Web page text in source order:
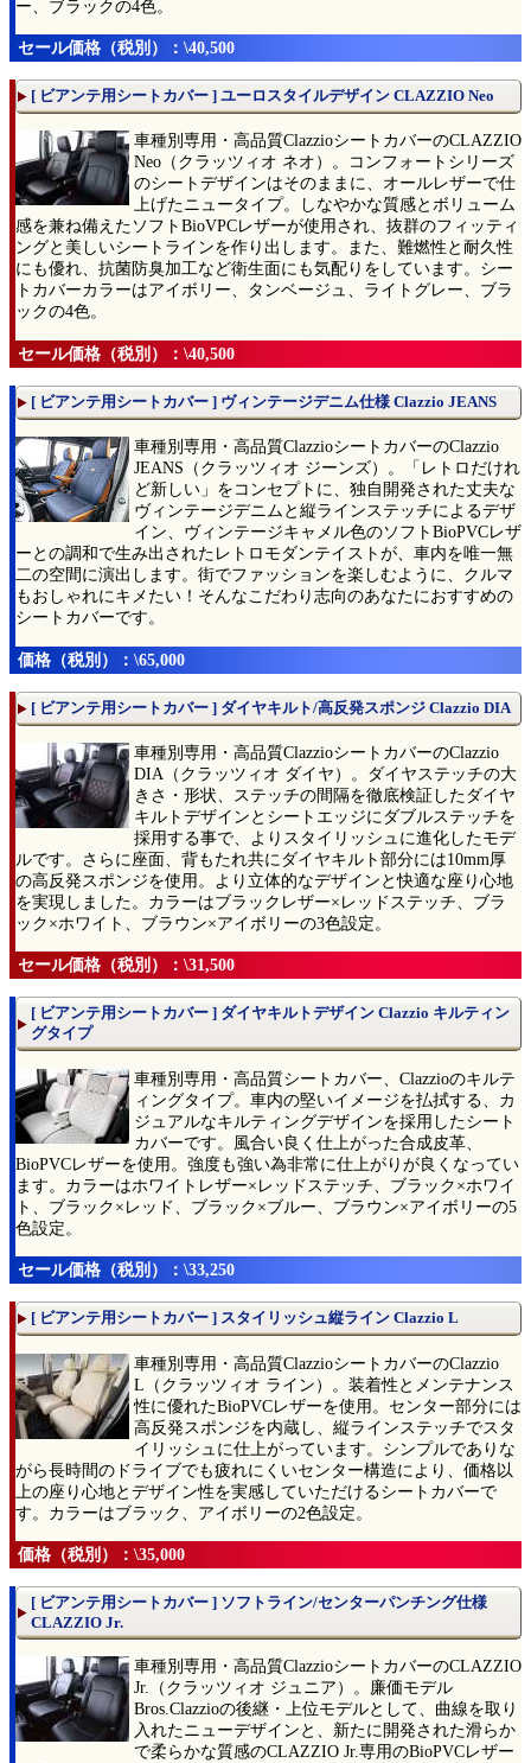
ー、ブラックの4色。
セール価格（税別）：\40,500
[ ビアンテ用シートカバー ] ユーロスタイルデザイン CLAZZIO Neo
車種別専用・高品質ClazzioシートカバーのCLAZZIO
Neo（クラッツィオ ネオ）。コンフォートシリーズ
のシートデザインはそのままに、オールレザーで仕
上げたニュータイプ。しなやかな質感とボリューム
感を兼ね備えたソフトBioVPCレザーが使用され、抜群のフィッティ
ングと美しいシートラインを作り出します。また、難燃性と耐久性
にも優れ、抗菌防臭加工など衛生面にも気配りをしています。シー
トカバーカラーはアイボリー、タンベージュ、ライトグレー、ブラ
ックの4色。
セール価格（税別）：\40,500
[ ビアンテ用シートカバー ] ヴィンテージデニム仕様 Clazzio JEANS
車種別専用・高品質ClazzioシートカバーのClazzio
JEANS（クラッツィオ ジーンズ）。「レトロだけれ
ど新しい」をコンセプトに、独自開発された丈夫な
ヴィンテージデニムと縦ラインステッチによるデザ
イン、ヴィンテージキャメル色のソフトBioPVCレザ
ーとの調和で生み出されたレトロモダンテイストが、車内を唯一無
二の空間に演出します。街でファッションを楽しむように、クルマ
もおしゃれにキメたい！そんなこだわり志向のあなたにおすすめの
シートカバーです。
価格（税別）：\65,000
[ ビアンテ用シートカバー ] ダイヤキルト/高反発スポンジ Clazzio DIA
車種別専用・高品質ClazzioシートカバーのClazzio
DIA（クラッツィオ ダイヤ）。ダイヤステッチの大
きさ・形状、ステッチの間隔を徹底検証したダイヤ
キルトデザインとシートエッジにダブルステッチを
採用する事で、よりスタイリッシュに進化したモデ
ルです。さらに座面、背もたれ共にダイヤキルト部分には10mm厚
の高反発スポンジを使用。より立体的なデザインと快適な座り心地
を実現しました。カラーはブラックレザー×レッドステッチ、ブラ
ック×ホワイト、ブラウン×アイボリーの3色設定。
セール価格（税別）：\31,500
[ ビアンテ用シートカバー ] ダイヤキルトデザイン Clazzio キルティン
グタイプ
車種別専用・高品質シートカバー、Clazzioのキルテ
ィングタイプ。車内の堅いイメージを払拭する、カ
ジュアルなキルティングデザインを採用したシート
カバーです。風合い良く仕上がった合成皮革、
BioPVCレザーを使用。強度も強い為非常に仕上がりが良くなってい
ます。カラーはホワイトレザー×レッドステッチ、ブラック×ホワイ
ト、ブラック×レッド、ブラック×ブルー、ブラウン×アイボリーの5
色設定。
セール価格（税別）：\33,250
[ ビアンテ用シートカバー ] スタイリッシュ縦ライン Clazzio L
車種別専用・高品質ClazzioシートカバーのClazzio
L（クラッツィオ ライン）。装着性とメンテナンス
性に優れたBioPVCレザーを使用。センター部分には
高反発スポンジを内蔵し、縦ラインステッチでスタ
イリッシュに仕上がっています。シンプルでありな
がら長時間のドライブでも疲れにくいセンター構造により、価格以
上の座り心地とデザイン性を実感していただけるシートカバーで
す。カラーはブラック、アイボリーの2色設定。
価格（税別）：\35,000
[ ビアンテ用シートカバー ] ソフトライン/センターパンチング仕様
CLAZZIO Jr.
車種別専用・高品質ClazzioシートカバーのCLAZZIO
Jr.（クラッツィオ ジュニア）。廉価モデル
Bros.Clazzioの後継・上位モデルとして、曲線を取り
入れたニューデザインと、新たに開発された滑らか
で柔らかな質感のCLAZZIO Jr.専用のBioPVCレザー